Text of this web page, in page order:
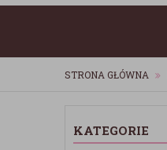
STRONA GŁÓWNA
KATEGORIE